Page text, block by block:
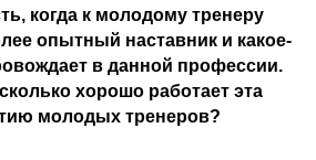
когда к молодому тренеру
опытный наставник и какое-
в данной профессии.
хорошо работает эта
молодых тренеров?